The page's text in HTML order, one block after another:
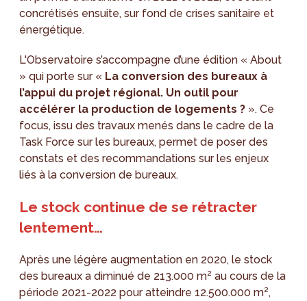
concrétisés ensuite, sur fond de crises sanitaire et
énergétique.
L'Observatoire s’accompagne d’une édition « About
» qui porte sur « La conversion des bureaux à
l’appui du projet régional. Un outil pour
accélérer la production de logements ? ». Ce
focus, issu des travaux menés dans le cadre de la
Task Force sur les bureaux, permet de poser des
constats et des recommandations sur les enjeux
liés à la conversion de bureaux.
Le stock continue de se rétracter
lentement…
Après une légère augmentation en 2020, le stock
des bureaux a diminué de 213.000 m² au cours de la
période 2021-2022 pour atteindre 12.500.000 m²,